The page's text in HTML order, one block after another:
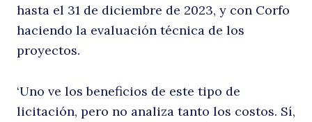
hasta el 31 de diciembre de 2023, y con Corfo
haciendo la evaluación técnica de los
proyectos.
‘Uno ve los beneficios de este tipo de
licitación, pero no analiza tanto los costos. Sí,